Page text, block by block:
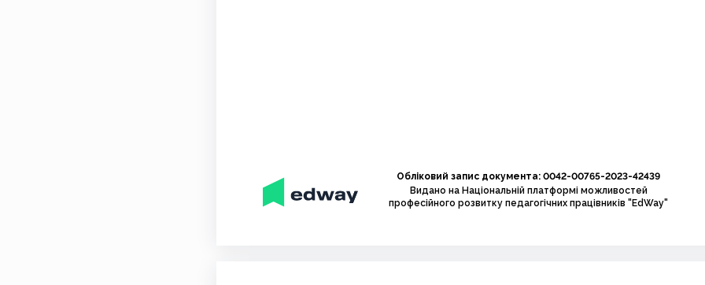
Обліковий запис документа: 0042-00765-2023-42439
Видано на Національній платформі можливостей
професійного розвитку педагогічних працівників "EdWay"